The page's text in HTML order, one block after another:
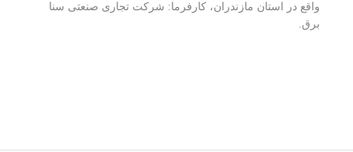
واقع در استان مازندران، کارفرما: شرکت تجاری صنعتی سنا
برق.